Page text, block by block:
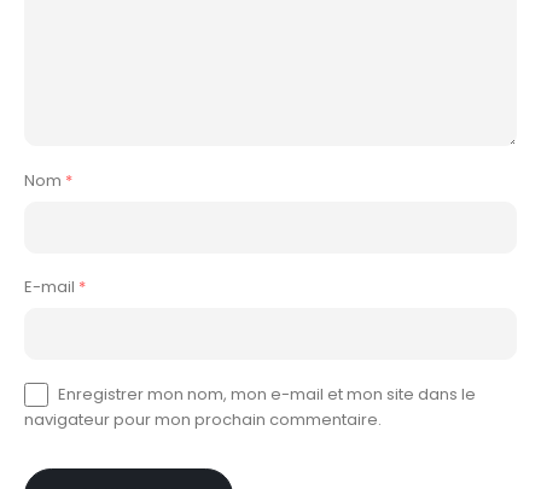
Nom *
E-mail *
Enregistrer mon nom, mon e-mail et mon site dans le
navigateur pour mon prochain commentaire.